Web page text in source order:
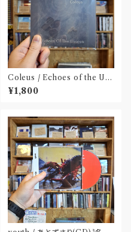
Coleus / Echoes of the Uns
een(CD)
¥1,800